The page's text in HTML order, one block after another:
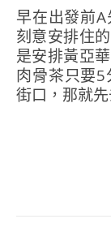
早在出發前A先生說要吃新峰肉骨茶和黃亞華，
刻意安排住
是安排黃亞
肉骨茶只要
街口，那就